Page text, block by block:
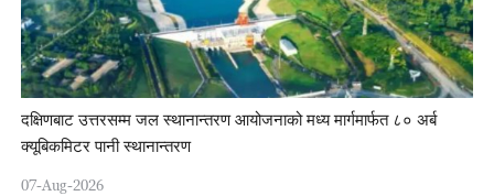
दक्षिणबाट उत्तरसम्म जल स्थानान्तरण आयोजनाको मध्य मार्गमार्फत ८० अर्ब
क्यूबिकमिटर पानी स्थानान्तरण
07-Aug-2026